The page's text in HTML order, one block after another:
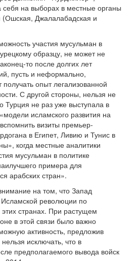
себя на выборах в местные органы
(Ошская, Джалалабадская и
участия мусульман в
образцу, не может не
то после долгих лет
пусть и неформально,
опыт легализованной
С другой стороны, нельзя не
Турция не раз уже выступала в
исламского развития на
визиты премьер-
в Египет, Ливию и Тунис в
когда местные аналитики
мусульман в политике
примера для
арабских стран».
на том, что Запад
революции по
странах. При растущем
в этой связи было важно
активность, предложив
исключать, что в
предполагаемого вывода войск